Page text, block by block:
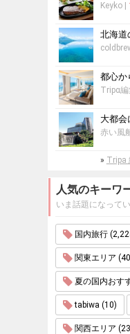
Keyko|
Tripα編
赤い風
» Tripa
人気のキーワ
いま話題になって
国内旅行
関東エリア
夏の国内おす
tabiwa (10)
関西エリア